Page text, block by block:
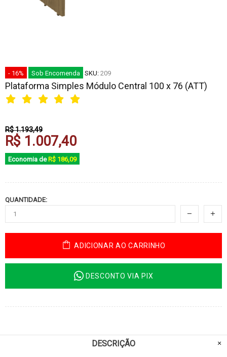
- 16% Sob Encomenda SKU: 209
Plataforma Simples Módulo Central 100 x 76 (ATT)
R$ 1.193,49
R$ 1.007,40
Economia de R$ 186,09
QUANTIDADE:
ADICIONAR AO CARRINHO
DESCONTO VIA PIX
DESCRIÇÃO